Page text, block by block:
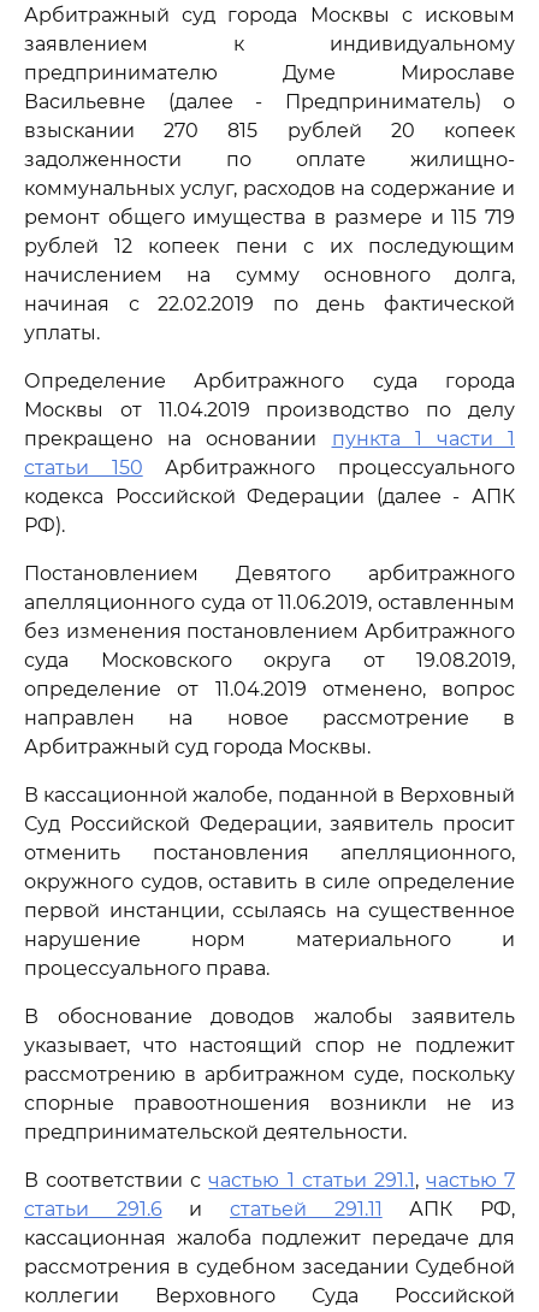
Арбитражный суд города Москвы с исковым
заявлением к индивидуальному
предпринимателю Думе Мирославе
Васильевне (далее - Предприниматель) о
взыскании 270 815 рублей 20 копеек
задолженности по оплате жилищно-
коммунальных услуг, расходов на содержание и
ремонт общего имущества в размере и 115 719
рублей 12 копеек пени с их последующим
начислением на сумму основного долга,
начиная с 22.02.2019 по день фактической
уплаты.
Определение Арбитражного суда города
Москвы от 11.04.2019 производство по делу
прекращено на основании пункта 1 части 1
статьи 150 Арбитражного процессуального
кодекса Российской Федерации (далее - АПК
РФ).
Постановлением Девятого арбитражного
апелляционного суда от 11.06.2019, оставленным
без изменения постановлением Арбитражного
суда Московского округа от 19.08.2019,
определение от 11.04.2019 отменено, вопрос
направлен на новое рассмотрение в
Арбитражный суд города Москвы.
В кассационной жалобе, поданной в Верховный
Суд Российской Федерации, заявитель просит
отменить постановления апелляционного,
окружного судов, оставить в силе определение
первой инстанции, ссылаясь на существенное
нарушение норм материального и
процессуального права.
В обоснование доводов жалобы заявитель
указывает, что настоящий спор не подлежит
рассмотрению в арбитражном суде, поскольку
спорные правоотношения возникли не из
предпринимательской деятельности.
В соответствии счастью 1 статьи 291.1, частью 7
статьи 291.6истатьей 291.11 АПК РФ,
кассационная жалоба подлежит передаче для
рассмотрения в судебном заседании Судебной
коллегии Верховного Суда Российской